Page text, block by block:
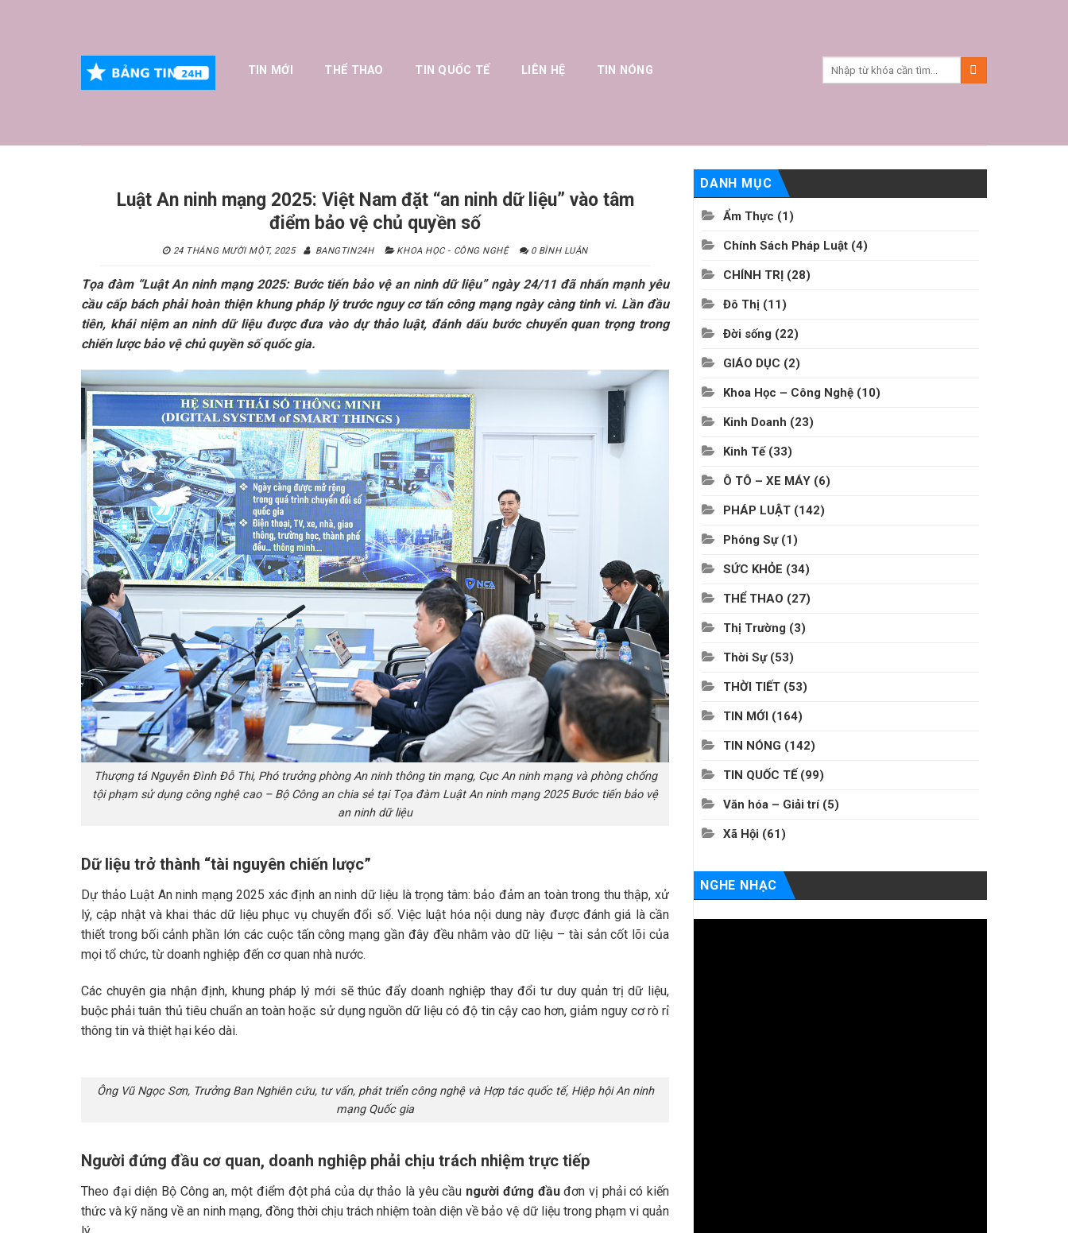
TIN MỚI THỂ THAO TIN QUỐC TẾ LIÊN HỆ TIN NÓNG
Luật An ninh mạng 2025: Việt Nam đặt “an ninh dữ liệu” vào tâm
điểm bảo vệ chủ quyền số
24 THÁNG MƯỜI MỘT, 2025 BANGTIN24H KHOA HỌC - CÔNG NGHỆ 0 BÌNH LUẬN
Tọa đàm “Luật An ninh mạng 2025: Bước tiến bảo vệ an ninh dữ liệu” ngày 24/11 đã nhấn mạnh yêu
cầu cấp bách phải hoàn thiện khung pháp lý trước nguy cơ tấn công mạng ngày càng tinh vi. Lần đầu
tiên, khái niệm an ninh dữ liệu được đưa vào dự thảo luật, đánh dấu bước chuyển quan trọng trong
chiến lược bảo vệ chủ quyền số quốc gia.
Thượng tá Nguyễn Đình Đỗ Thi, Phó trưởng phòng An ninh thông tin mạng, Cục An ninh mạng và phòng chống
tội phạm sử dụng công nghệ cao – Bộ Công an chia sẻ tại Tọa đàm Luật An ninh mạng 2025 Bước tiến bảo vệ
an ninh dữ liệu
Dữ liệu trở thành “tài nguyên chiến lược”
Dự thảo Luật An ninh mạng 2025 xác định an ninh dữ liệu là trọng tâm: bảo đảm an toàn trong thu thập, xử
lý, cập nhật và khai thác dữ liệu phục vụ chuyển đổi số. Việc luật hóa nội dung này được đánh giá là cần
thiết trong bối cảnh phần lớn các cuộc tấn công mạng gần đây đều nhằm vào dữ liệu – tài sản cốt lõi của
mọi tổ chức, từ doanh nghiệp đến cơ quan nhà nước.
Các chuyên gia nhận định, khung pháp lý mới sẽ thúc đẩy doanh nghiệp thay đổi tư duy quản trị dữ liệu,
buộc phải tuân thủ tiêu chuẩn an toàn hoặc sử dụng nguồn dữ liệu có độ tin cậy cao hơn, giảm nguy cơ rò rỉ
thông tin và thiệt hại kéo dài.
Ông Vũ Ngọc Sơn, Trưởng Ban Nghiên cứu, tư vấn, phát triển công nghệ và Hợp tác quốc tế, Hiệp hội An ninh
mạng Quốc gia
Người đứng đầu cơ quan, doanh nghiệp phải chịu trách nhiệm trực tiếp
Theo đại diện Bộ Công an, một điểm đột phá của dự thảo là yêu cầu người đứng đầuđơn vị phải có kiến
thức và kỹ năng về an ninh mạng, đồng thời chịu trách nhiệm toàn diện về bảo vệ dữ liệu trong phạm vi quản
DANH MỤC
Ẩm Thực (1)
Chính Sách Pháp Luật (4)
CHÍNH TRỊ (28)
Đô Thị (11)
Đời sống (22)
GIÁO DỤC (2)
Khoa Học – Công Nghệ (10)
Kinh Doanh (23)
Kinh Tế(33)
Ô TÔ – XE MÁY (6)
PHÁP LUẬT (142)
Phóng Sự(1)
SỨC KHỎE (34)
THỂ THAO (27)
Thị Trường (3)
Thời Sự(53)
THỜI TIẾT (53)
TIN MỚI (164)
TIN NÓNG (142)
TIN QUỐC TẾ (99)
Văn hóa – Giải trí(5)
Xã Hội (61)
NGHE NHẠC